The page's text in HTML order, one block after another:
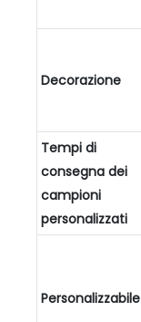
Decorazione
Tempi di
consegna dei
campioni
personalizzati
Personalizzabile